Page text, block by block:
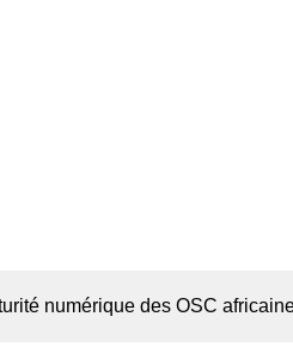
des OSC africaines